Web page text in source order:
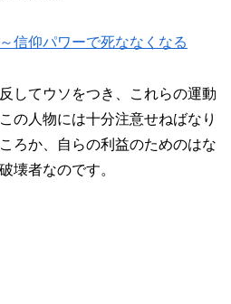
信仰パワーで死ななくなる
してウソをつき、これらの運動
の人物には十分注意せねばなり
ろか、自らの利益のためのはな
壊者なのです。